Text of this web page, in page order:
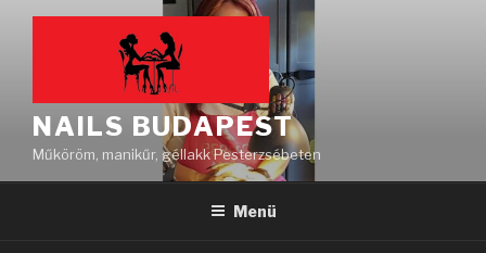
Tartalomhoz
NAILS BUDAPEST
Műköröm, manikűr, géllakk Pesterzsébeten
Menü